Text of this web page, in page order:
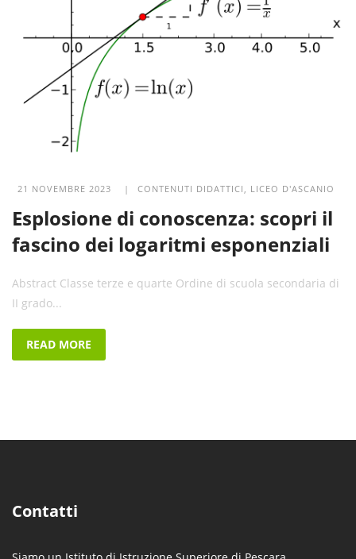
21 NOVEMBRE 2023 | CONTENUTI DIDATTICI LICEO D'ASCANIO
Esplosione di conoscenza: scopri il
fascino dei logaritmi esponenziali
Abstract Classe terze e quarte Ordine di scuola secondaria di
II grado...
READ MORE
Contatti